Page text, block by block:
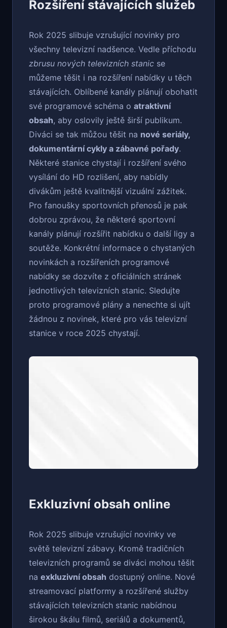
Rozšíření stávajících služeb
Rok 2025 slibuje vzrušující novinky pro
všechny televizní nadšence. Vedle příchodu
zbrusu nových televizních stanic se
můžeme těšit i na rozšíření nabídky u těch
stávajících. Oblíbené kanály plánují obohatit
své programové schéma o atraktivní
obsah, aby oslovily ještě širší publikum.
Diváci se tak můžou těšit na nové seriály,
dokumentární cykly a zábavné pořady.
Některé stanice chystají i rozšíření svého
vysílání do HD rozlišení, aby nabídly
divákům ještě kvalitnější vizuální zážitek.
Pro fanoušky sportovních přenosů je pak
dobrou zprávou, že některé sportovní
kanály plánují rozšířit nabídku o další ligy a
soutěže. Konkrétní informace o chystaných
novinkách a rozšířeních programové
nabídky se dozvíte z oficiálních stránek
jednotlivých televizních stanic. Sledujte
proto programové plány a nenechte si ujít
žádnou z novinek, které pro vás televizní
stanice v roce 2025 chystají.
Exkluzivní obsah online
Rok 2025 slibuje vzrušující novinky ve
světě televizní zábavy. Kromě tradičních
televizních programů se diváci mohou těšit
na exkluzivní obsah dostupný online. Nové
streamovací platformy a rozšířené služby
stávajících televizních stanic nabídnou
širokou škálu filmů, seriálů a dokumentů,